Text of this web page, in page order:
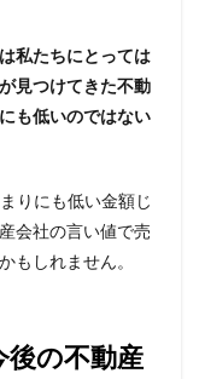
私たちにとっては
見つけてきた不動
も低いのではない
りにも低い金額じ
会社の言い値で売
もしれません。
の不動産